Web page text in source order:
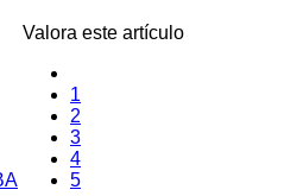
Valora este artículo
1
2
3
4
5